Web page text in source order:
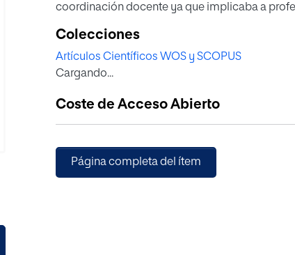
coordinación docente ya que implicaba a
que la actividad englobara contenidos de
puesta en práctica de esta actividad,
fueron analizados posteriormente con el
vez favorece la adquisición de contenidos.
Colecciones
Artículos Científicos WOS y SCOPUS
Cargando...
Coste de Acceso Abierto
Página completa del ítem